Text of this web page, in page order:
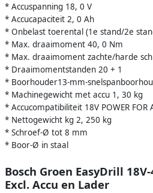
* Accuspanning 18, 0 V
* Accucapaciteit 2, 0 Ah
* Onbelast toerental (1e stand/2e
* Max. draaimoment 40, 0 Nm
* Max. draaimoment zachte/harde
* Draaimomentstanden 20 + 1
* Boorhouder13-mm-
* Machinegewicht met accu 1, 30 kg
* Accucompatibiliteit 18V POWER FOR
* Nettogewicht kg 2, 250 kg
* Schroef-Ø tot 8 mm
* Boor-Ø in staal
Bosch Groen EasyDrill
Excl. Accu en Lader